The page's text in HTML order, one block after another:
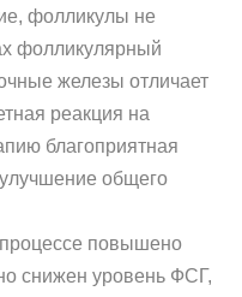
фоллику­лы не
фолликулярный
железы отличает
реакция на
благоприятная
общего
повышено
снижен уровень ФСГ,